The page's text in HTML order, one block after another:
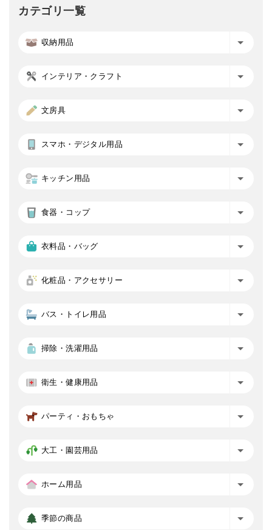
カテゴリ一覧
収納用品
インテリア・クラフト
文房具
スマホ・デジタル用品
キッチン用品
食器・コップ
衣料品・バッグ
化粧品・アクセサリー
バス・トイレ用品
掃除・洗濯用品
衛生・健康用品
パーティ・おもちゃ
大工・園芸用品
ホーム用品
季節の商品